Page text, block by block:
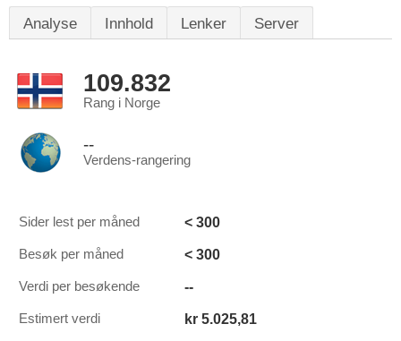
Analyse Innhold Lenker Server
109.832
Rang i Norge
--
Verdens-rangering
Sider lest per måned < 300
Besøk per måned < 300
Verdi per besøkende --
Estimert verdi kr 5.025,81